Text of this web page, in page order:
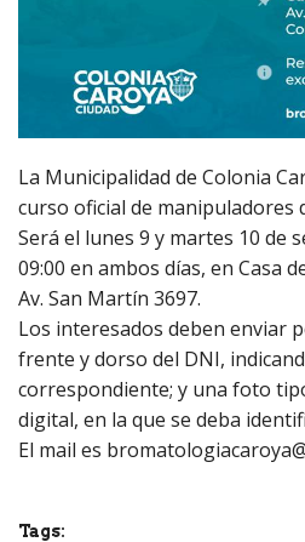
La Municipalidad de Colonia
curso oficial de manipuladores
Será el lunes 9 y martes 10 de
09:00 en ambos días, en Casa
Av. San Martín 3697.
Los interesados deben enviar
frente y dorso del DNI,
correspondiente; y una foto
digital, en la que se deba
El mail es
Tags: